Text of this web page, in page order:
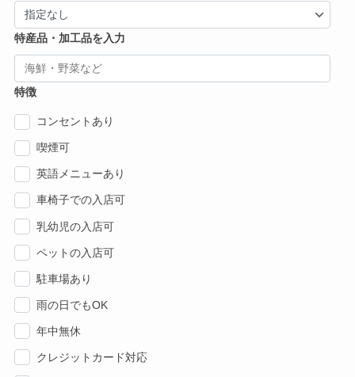
特産品・加工品を入力
特徴
コンセントあり
喫煙可
英語メニューあり
車椅子での入店可
乳幼児の入店可
ペットの入店可
駐車場あり
雨の日でもOK
年中無休
クレジットカード対応